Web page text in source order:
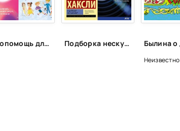
Самопомощь для самых маленьких Подборка нескучной классики
Неизвестно